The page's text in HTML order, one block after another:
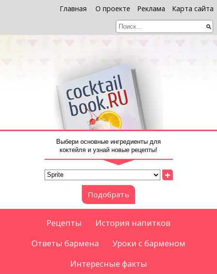
Главная О проекте Реклама Карта сайта
Выбери основные ингредиенты для
коктейля и узнай новые рецепты!
+
Подобрать
Рецепты
История напитков
Ответы бармена
Уроки с барменом
Интересные факты